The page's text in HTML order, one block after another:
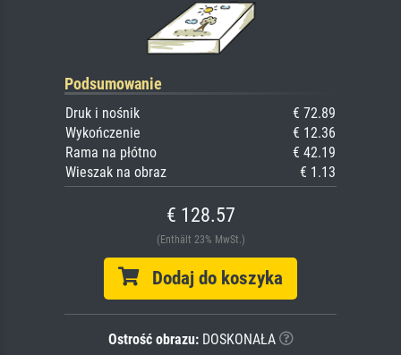
Podsumowanie
Druk i nośnik
€ 72.89
Wykończenie
€ 12.36
Rama na płótno
€ 42.19
Wieszak na obraz
€ 1.13
€ 128.57
(Enthält 23% MwSt.)
Dodaj do koszyka
Ostrość obrazu:DOSKONAŁA